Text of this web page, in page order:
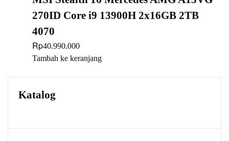
270ID Core i9 13900H 2x16GB 2TB
4070
Rp40.990.000
Tambah ke keranjang
Katalog